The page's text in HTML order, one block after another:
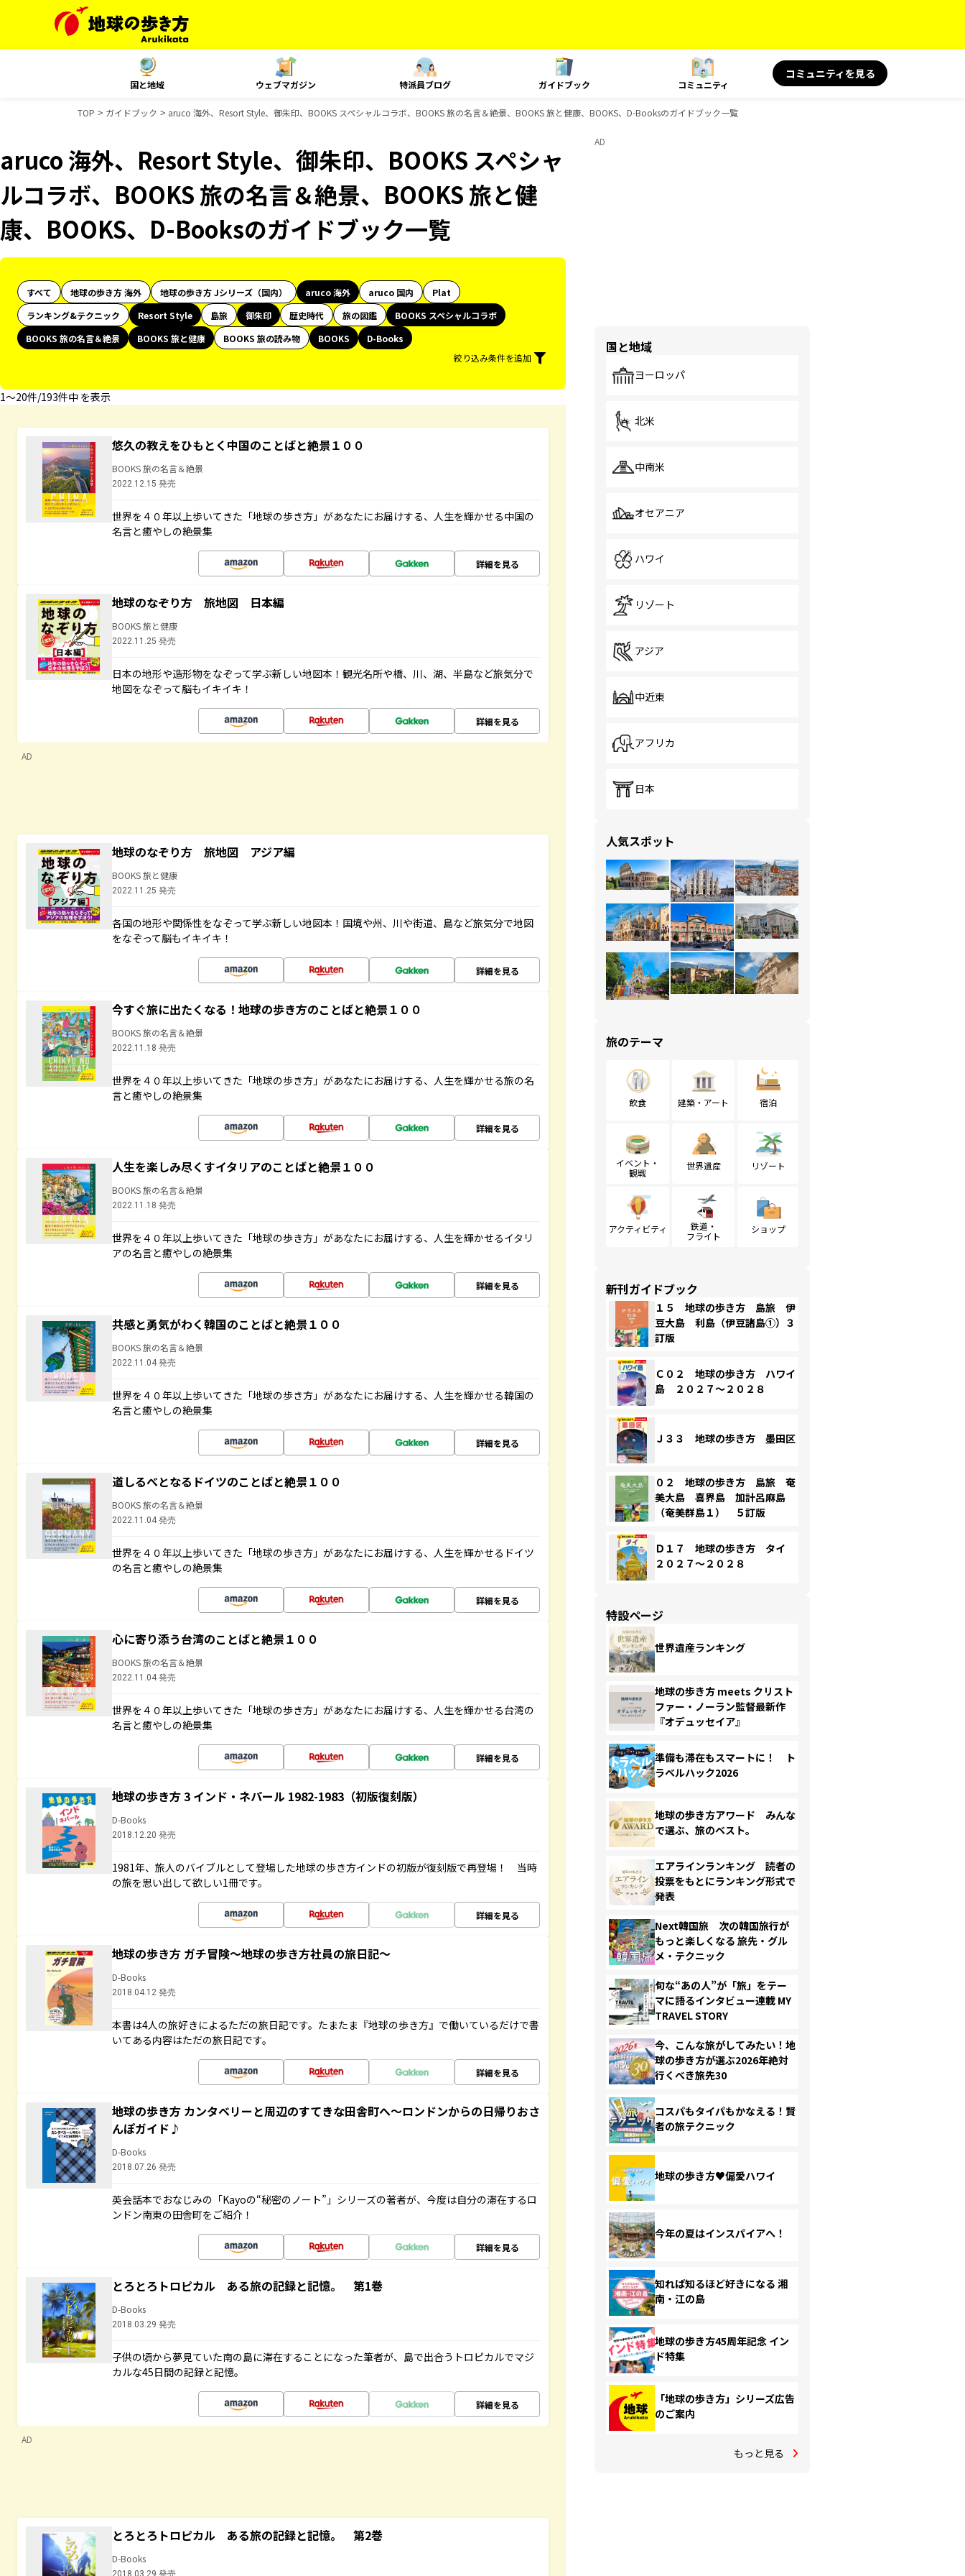
国と地域 ウェブマガジン 特派員ブログ ガイドブック コミュニティ
コミュニティを見る
TOP ガイドブック aruco 海外、Resort Style、御朱印、BOOKS スペシャルコラボ、BOOKS 旅の名言＆絶景、BOOKS 旅と健康、BOOKS、D-Booksのガイドブック一覧
aruco 海外、Resort Style、御朱印、BOOKS スペシャ
ルコラボ、BOOKS 旅の名言＆絶景、BOOKS 旅と健
康、BOOKS、D-Booksのガイドブック一覧
すべて 地球の歩き方 海外 地球の歩き方 Jシリーズ（国内） aruco 海外 aruco 国内
Plat
ランキング&テクニック
Resort Style 島旅 御朱印 歴史時代 旅の図鑑
BOOKS スペシャルコラボ
BOOKS 旅の名言＆絶景
BOOKS 旅と健康 BOOKS 旅の読み物 BOOKS
D-Books
絞り込み条件を追加
1〜20件/193件中 を表示
悠久の教えをひもとく中国のことばと絶景１００
BOOKS 旅の名言＆絶景
2022.12.15 発売
世界を４０年以上歩いてきた「地球の歩き方」があなたにお届けする、人生を輝かせる中国の
名言と癒やしの絶景集
詳細を見る
地球のなぞり方 旅地図 日本編
BOOKS 旅と健康
2022.11.25 発売
日本の地形や造形物をなぞって学ぶ新しい地図本！観光名所や橋、川、湖、半島など旅気分で
地図をなぞって脳もイキイキ！
詳細を見る
AD
地球のなぞり方 旅地図 アジア編
BOOKS 旅と健康
2022.11.25 発売
各国の地形や関係性をなぞって学ぶ新しい地図本！国境や州、川や街道、島など旅気分で地図
をなぞって脳もイキイキ！
詳細を見る
今すぐ旅に出たくなる！地球の歩き方のことばと絶景１００
BOOKS 旅の名言＆絶景
2022.11.18 発売
世界を４０年以上歩いてきた「地球の歩き方」があなたにお届けする、人生を輝かせる旅の名
言と癒やしの絶景集
詳細を見る
人生を楽しみ尽くすイタリアのことばと絶景１００
BOOKS 旅の名言＆絶景
2022.11.18 発売
世界を４０年以上歩いてきた「地球の歩き方」があなたにお届けする、人生を輝かせるイタリ
アの名言と癒やしの絶景集
詳細を見る
共感と勇気がわく韓国のことばと絶景１００
BOOKS 旅の名言＆絶景
2022.11.04 発売
世界を４０年以上歩いてきた「地球の歩き方」があなたにお届けする、人生を輝かせる韓国の
名言と癒やしの絶景集
詳細を見る
道しるべとなるドイツのことばと絶景１００
BOOKS 旅の名言＆絶景
2022.11.04 発売
世界を４０年以上歩いてきた「地球の歩き方」があなたにお届けする、人生を輝かせるドイツ
の名言と癒やしの絶景集
詳細を見る
心に寄り添う台湾のことばと絶景１００
BOOKS 旅の名言＆絶景
2022.11.04 発売
世界を４０年以上歩いてきた「地球の歩き方」があなたにお届けする、人生を輝かせる台湾の
名言と癒やしの絶景集
詳細を見る
地球の歩き方 3 インド・ネパール 1982-1983（初版復刻版）
D-Books
2018.12.20 発売
1981年、旅人のバイブルとして登場した地球の歩き方インドの初版が復刻版で再登場！ 当時
の旅を思い出して欲しい1冊です。
詳細を見る
地球の歩き方 ガチ冒険～地球の歩き方社員の旅日記～
D-Books
2018.04.12 発売
本書は4人の旅好きによるただの旅日記です。たまたま『地球の歩き方』で働いているだけで書
いてある内容はただの旅日記です。
詳細を見る
地球の歩き方 カンタベリーと周辺のすてきな田舎町へ～ロンドンからの日帰りおさ
んぽガイド♪
D-Books
2018.07.26 発売
英会話本でおなじみの「Kayoの“秘密のノート”」シリーズの著者が、今度は自分の滞在するロ
ンドン南東の田舎町をご紹介！
詳細を見る
とろとろトロピカル ある旅の記録と記憶。 第1巻
D-Books
2018.03.29 発売
子供の頃から夢見ていた南の島に滞在することになった筆者が、島で出合うトロピカルでマジ
カルな45日間の記録と記憶。
詳細を見る
AD
とろとろトロピカル ある旅の記録と記憶。 第2巻
D-Books
2018.03.29 発売
AD
国と地域
ヨーロッパ
北米
中南米
オセアニア
ハワイ
リゾート
アジア
中近東
アフリカ
日本
人気スポット
旅のテーマ
飲食 建築・アート 宿泊
イベント・
観戦
世界遺産 リゾート
アクティビティ
鉄道・
フライト
ショップ
新刊ガイドブック
１５ 地球の歩き方 島旅 伊
豆大島 利島（伊豆諸島①）３
訂版
Ｃ０２ 地球の歩き方 ハワイ
島 ２０２７～２０２８
Ｊ３３ 地球の歩き方 墨田区
０２ 地球の歩き方 島旅 奄
美大島 喜界島 加計呂麻島
（奄美群島１） ５訂版
Ｄ１７ 地球の歩き方 タイ
２０２７～２０２８
特設ページ
世界遺産ランキング
地球の歩き方 meets クリスト
ファー・ノーラン監督最新作
『オデュッセイア』
準備も滞在もスマートに！ ト
ラベルハック2026
地球の歩き方アワード みんな
で選ぶ、旅のベスト。
エアラインランキング 読者の
投票をもとにランキング形式で
発表
Next韓国旅 次の韓国旅行が
もっと楽しくなる 旅先・グル
メ・テクニック
旬な“あの人”が「旅」をテー
マに語るインタビュー連載 MY
TRAVEL STORY
今、こんな旅がしてみたい！地
球の歩き方が選ぶ2026年絶対
行くべき旅先30
コスパもタイパもかなえる！賢
者の旅テクニック
地球の歩き方♥偏愛ハワイ
今年の夏はインスパイアへ！
知れば知るほど好きになる 湘
南・江の島
地球の歩き方45周年記念 イン
ド特集
「地球の歩き方」シリーズ広告
のご案内
もっと見る